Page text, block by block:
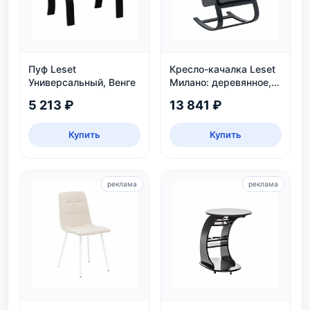
Пуф Leset
Универсальный, Венге
5 213 ₽
Купить
Кресло-качалка Leset
Милано: деревянное,
95
13 841 ₽
Купить
реклама реклама